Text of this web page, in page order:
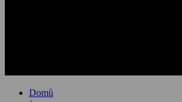
Domů